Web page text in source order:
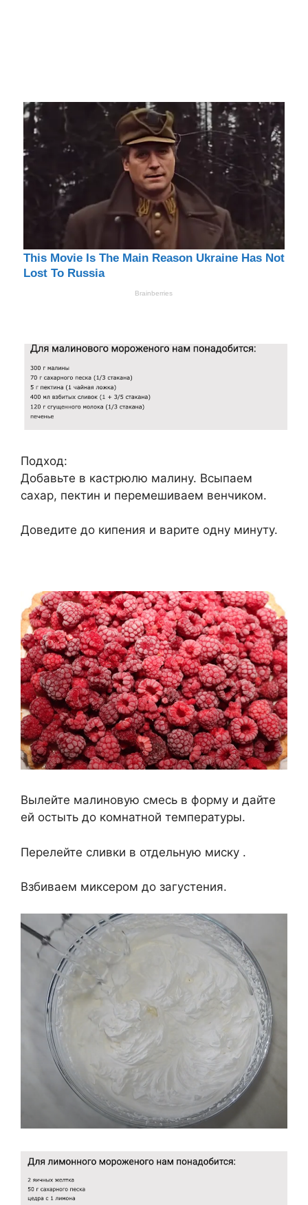
Подход:
Добавьте в кастрюлю малину. Всыпаем
сахар, пектин и перемешиваем венчиком.
Доведите до кипения и варите одну минуту.
Вылейте малиновую смесь в форму и дайте
ей остыть до комнатной температуры.
Перелейте сливки в отдельную миску .
Взбиваем миксером до загустения.